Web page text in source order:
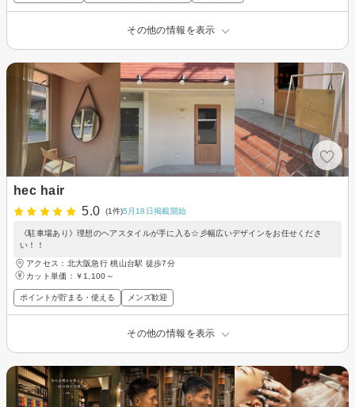
その他の情報を表示
hec hair
5.0
(1件)5月18日掲載開始
《駐車場あり》理想のヘアスタイルが手に入る☆彡幅広いデザインをお任せくださ
い！！
アクセス：北大阪急行 桃山台駅 徒歩7分
カット単価： ￥1,100～
ポイントが貯まる・使える メンズ歓迎
その他の情報を表示